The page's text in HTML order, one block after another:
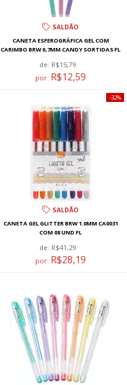
SALDÃO
CANETA ESFEROGRÁFICA GEL COM
CARIMBO BRW 0,7MM CANDY SORTIDAS FL
de: R$15,79
por: R$12,59
SALDÃO
CANETA GEL GLITTER BRW 1.0MM CA0031
COM 08 UND FL
de: R$41,29
por: R$28,19
32%